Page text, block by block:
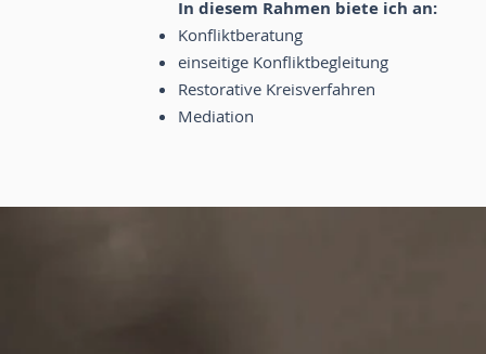
In diesem Rahmen biete ich an:
Konfliktberatung
einseitige Konfliktbegleitung
Restorative Kreisverfahren
Mediation